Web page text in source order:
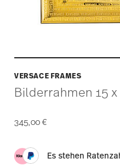
VERSACE FRAMES
Bilderrahmen 15
345,00 €
Es stehen